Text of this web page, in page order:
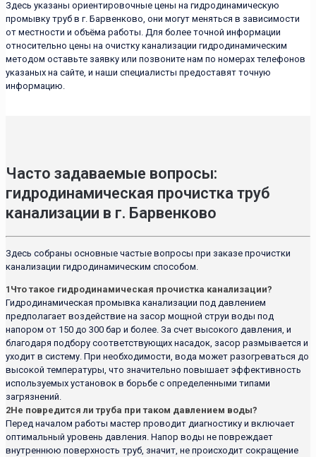
Здесь указаны ориентировочные цены на гидродинамическую
промывку труб в г. Барвенково, они могут меняться в зависимости
от местности и объёма работы. Для более точной информации
относительно цены на очистку канализации гидродинамическим
методом оставьте заявку или позвоните нам по номерах телефонов
указаных на сайте, и наши специалисты предоставят точную
информацию.
Часто задаваемые вопросы:
гидродинамическая прочистка труб
канализации в г. Барвенково
Здесь собраны основные частые вопросы при заказе прочистки
канализации гидродинамическим способом.
1 Что такое гидродинамическая прочистка канализации?
Гидродинамическая промывка канализации под давлением
предполагает воздействие на засор мощной струи воды под
напором от 150 до 300 бар и более. За счет высокого давления, и
благодаря подбору соответствующих насадок, засор размывается и
уходит в систему. При необходимости, вода может разогреваться до
высокой температуры, что значительно повышает эффективность
используемых установок в борьбе с определенными типами
загрязнений.
2Не повредится ли труба при таком давлением воды?
Перед началом работы мастер проводит диагностику и включает
оптимальный уровень давления. Напор воды не повреждает
внутреннюю поверхность труб, значит, не происходит сокращение